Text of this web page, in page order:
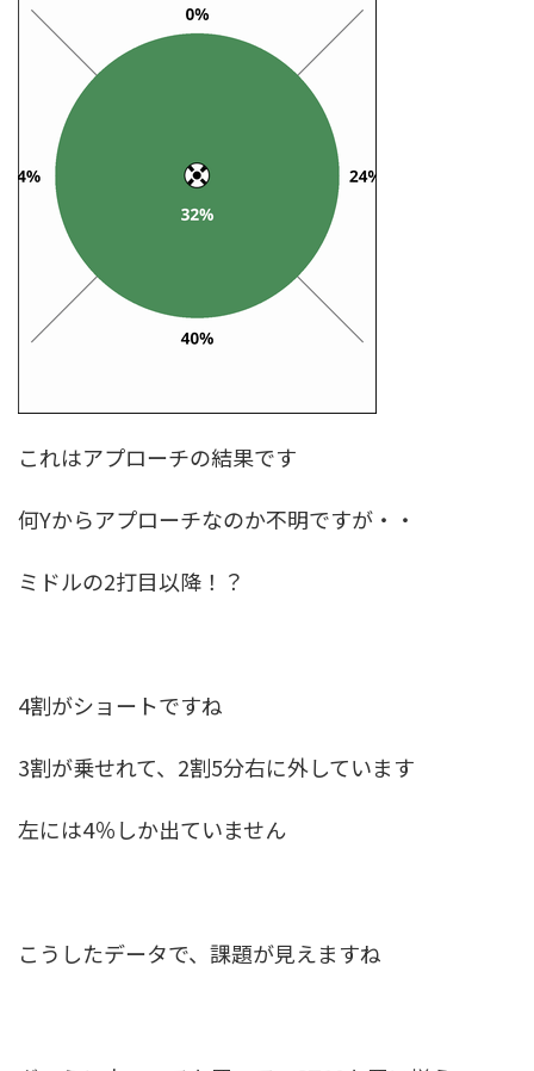
これはアプローチの結果です
何Yからアプローチなのか不明ですが・・
ミドルの2打目以降！？
4割がショートですね
3割が乗せれて、2割5分右に外しています
左には4％しか出ていません
こうしたデータで、課題が見えますね